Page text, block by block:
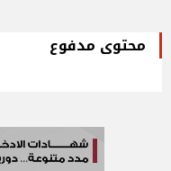
محتوى مدفوع